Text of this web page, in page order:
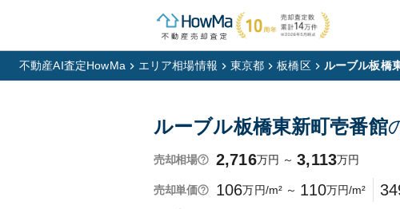
不動産AI査定HowMa エリア相場情報 東京都 板橋区 ルーブル板橋
ルーブル板橋東新町壱番館
売却相場 2,716万円 ～ 3,113万円
売却単価 106万円/m² ～ 110万円/m²